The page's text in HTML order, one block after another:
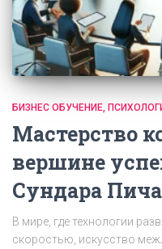
БИЗНЕС ОБУЧЕНИЕ
Мастерство
вершине
Сундара
В мире, где технологии
скоростью, искусство